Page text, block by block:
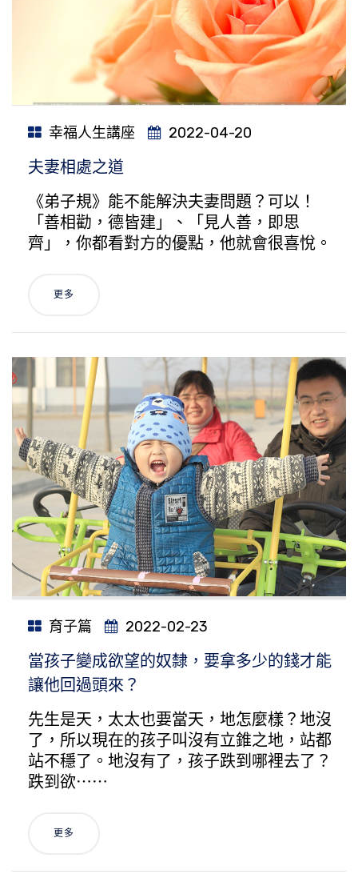
幸福人生講座 2022-04-20
夫妻相處之道
《弟子規》能不能解決夫妻問題？可以！
「善相勸，德皆建」、「見人善，即思
齊」，你都看對方的優點，他就會很喜悅。
更多
育子篇 2022-02-23
當孩子變成欲望的奴隸，要拿多少的錢才能
讓他回過頭來？
先生是天，太太也要當天，地怎麼樣？地沒
了，所以現在的孩子叫沒有立錐之地，站都
站不穩了。地沒有了，孩子跌到哪裡去了？
跌到欲⋯⋯
更多